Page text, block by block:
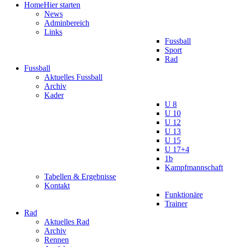
HomeHier starten
News
Adminbereich
Links
Fussball
Sport
Rad
Fussball
Aktuelles Fussball
Archiv
Kader
U 8
U 10
U 12
U 13
U 15
U 17+4
1b
Kampfmannschaft
Tabellen & Ergebnisse
Kontakt
Funktionäre
Trainer
Rad
Aktuelles Rad
Archiv
Rennen